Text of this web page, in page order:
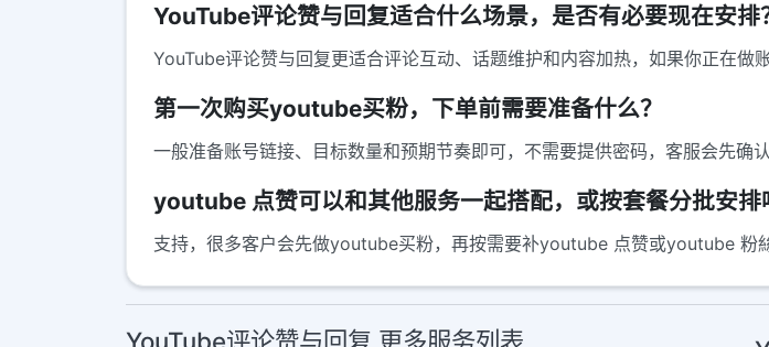
YouTube评论赞与回复适合什么场景，是否有必要现在安排
YouTube评论赞与回复更适合评论互动、话题维护和内容加热，如果你正在做
第一次购买youtube买粉，下单前需要准备什么？
一般准备账号链接、目标数量和预期节奏即可，不需要提供密码，客服会先确认
youtube 点赞可以和其他服务一起搭配，或按套餐分批安排
支持，很多客户会先做youtube买粉，再按需要补youtube 点赞或youtube 粉
YouTube评论赞与回复 更多服务列表